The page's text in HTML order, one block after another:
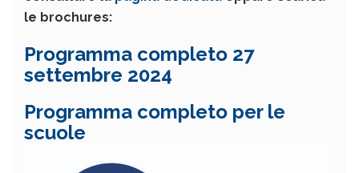
le brochures:
Programma completo 27
settembre 2024
Programma completo per le
scuole